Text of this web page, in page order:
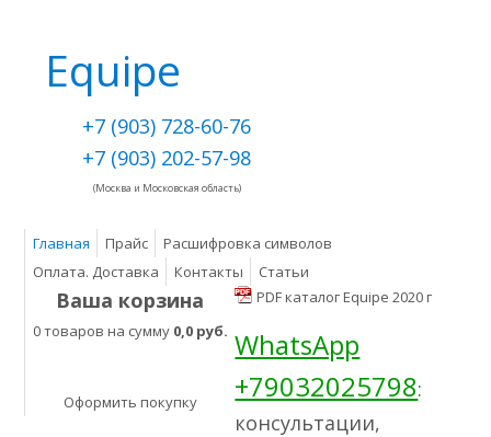
Equipe
+7 (903) 728-60-76
+7 (903) 202-57-98
(Москва и Московская область)
Главная Прайс
Расшифровка символов
Оплата. Доставка
Контакты Статьи
Ваша корзина
0 товаров на сумму 0,0 руб.
Оформить покупку
PDF каталог Equipe 2020 г
WhatsApp
+79032025798:
консультации,